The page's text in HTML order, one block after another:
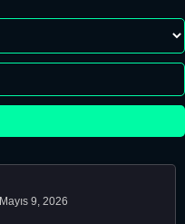
Mayıs 9, 2026